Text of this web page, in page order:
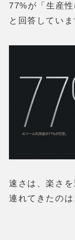
77%が「生産
と回答していま
速さは、楽さ
連れてきたのは